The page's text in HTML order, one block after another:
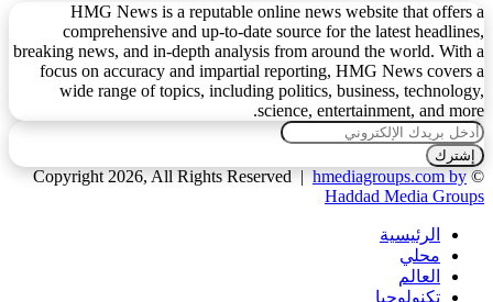
HMG News is a reputable online news website that offers a
comprehensive and up-to-date source for the latest headlines,
breaking news, and in-depth analysis from around the world. With a
focus on accuracy and impartial reporting, HMG News covers a
wide range of topics, including politics, business, technology,
science, entertainment, and more.
أدخل
بريدك
الإلكتروني
© Copyright 2026, All Rights Reserved |
hmediagroups.com by
Haddad Media Groups
الرئيسية
محلي
العالم
تكنولوجيا